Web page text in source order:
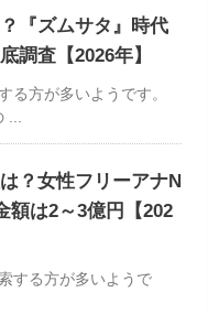
『ズムサタ』時代
調査【2026年】
る方が多いようです。
？女性フリーアナN
額は2～3億円【202
する方が多いようで